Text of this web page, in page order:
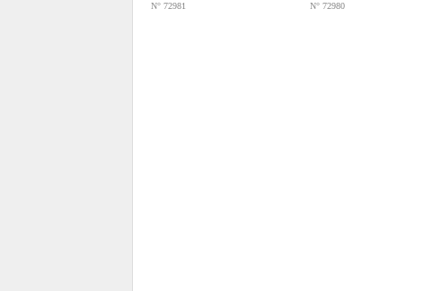
N° 72981
N° 72980